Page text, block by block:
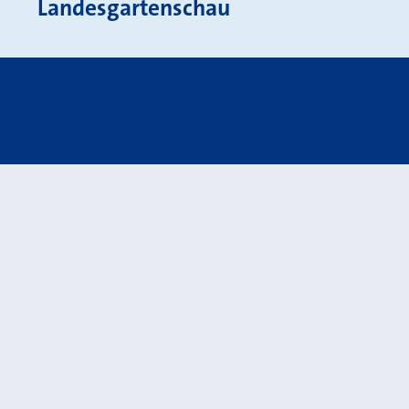
Landesgartenschau